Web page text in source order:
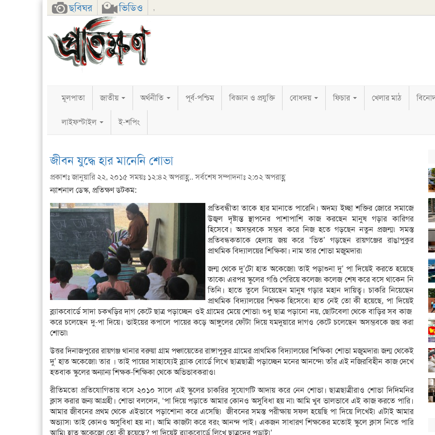
ছবিঘর ভিডিও ,
FacebookTwitterGoogle+
মূলপাতা জাতীয় অর্থনীতি পূর্ব-পশ্চিম বিজ্ঞান ও প্রযুক্তি বোধদয় ফিচার খেলার মাঠ
লাইফস্টাইল ই-শপিং
জীবন যুদ্ধে হার মানেনি শোভা
প্রকাশঃ জানুয়ারি ২২, ২০১৫ সময়ঃ ১২:৪২ অপরাহ্ণ.. সর্বশেষ সম্পাদনাঃ ২:০২ অপরাহ্ণ
ন্যাশনাল ডেস্ক, প্রতিক্ষণ ডটকম:
প্রতিবন্ধীতা তাকে হার মানাতে পারেনি। অদম্য ইচ্ছা শক্তির জোরে সমাজে
উজ্বল দৃষ্টান্ত স্থাপনের পাশাপাশি কাজ করছেন মানুষ গড়ার কারিগর
হিসেবে। অসম্ভবকে সম্ভব করে নিজ হতে গড়ছেন নতুন প্রজন্ম৷ সমস্ত
প্রতিবন্ধকতাকে হেলায় জয় করে ‍‘ভিত’ গড়ছেন রায়গঞ্জের রাঙাপুকুর
প্রাথমিক বিদ্যালয়ের শিক্ষিকা। নাম তার শোভা মজুমদার৷
জন্ম থেকে দু’টো হাত অকেজো৷ তাই পড়াশুনা দু’ পা দিয়েই করতে হয়েছে
তাকে৷ এরপর স্কুলের গণ্ডি পেরিয়ে কলেজ৷ কলেজ শেষ করে বসে থাকেন নি
তিনি। হাতে তুলে নিয়েছেন মানুষ গড়ার মহান দায়িত্ব। চাকরি নিয়েছেন
প্রাথমিক বিদ্যালয়ের শিক্ষক হিসেবে৷ হাত নেই তো কী হয়েছে, পা দিয়েই
ব্ল্যাকবোর্ডে সাদা চকখড়ির দাগ কেটে ছাত্র পড়াচ্ছেন ওই গ্রামের মেয়ে শোভা৷ শুধু ছাত্র পড়ানো নয়, ছোটবেলা থেকে বাড়ির সব কাজ
করে চলেছেন দু-পা দিয়ে। ভাইয়ের কপালে পায়ের কড়ে আঙ্গুলের ফোঁটা দিয়ে যমদুয়ারে দাগও কেটে চলেছেন অসম্ভবকে জয় করা
শোভা৷
উত্তর দিনাজপুরের রায়গঞ্জ থানার বরুয়া গ্রাম পঞ্চায়েতের রাঙ্গাপুকুর গ্রামের প্রাথমিক বিদ্যালয়ের শিক্ষিকা শোভা মজুমদার৷ জন্ম থেকেই
দু’ হাত অকেজো৷ তার । তাই পায়ের সাহায্যেই ব্ল্যাক বোর্ডে লিখে ছাত্রছাত্রী পড়াচ্ছেন মনের আনন্দে৷ তাঁর এই নজিরবিহীন কাজ দেখে
হতবাক স্কুলের অন্যান্য শিক্ষক-শিক্ষিকা থেকে অভিভাবকরাও৷
রীতিমতো প্রতিযোগিতায় বসে ২০১০ সালে এই স্কুলের চাকরির সুযোগটি আদায় করে নেন শোভা। ছাত্রছাত্রীরাও শোভা দিদিমনির
ক্লাস করার জন্য আগ্রহী। শোভা বললেন, ‘পা দিয়ে পড়াতে আমার কোনও অসুবিধা হয় না৷ আমি খুব ভালভাবে এই কাজ করতে পারি।
আমার জীবনের প্রথম থেকে এইভাবে পড়াশোনা করে এসেছি৷ জীবনের সমস্ত পরীক্ষায় সফল হয়েছি পা দিয়ে লিখেই৷ এটাই আমার
অভ্যাস৷ তাই কোনও অসুবিধা হয় না। আমি কাজটা করে বরং আনন্দ পাই। একজন সাধারণ শিক্ষকের মতোই স্কুলে ক্লাস নিতে পারি
আমি৷ হাত অকেজো তো কী হয়েছে? পা দিয়েই ব্ল্যাকবোর্ডে লিখে ছাত্রদের পড়াই৷’